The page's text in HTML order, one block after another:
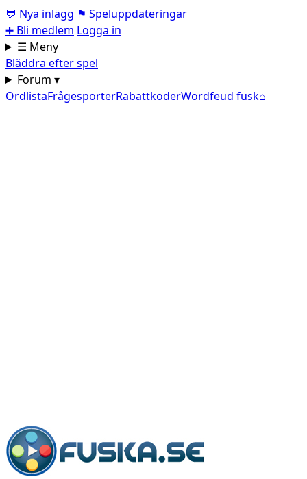
💬 Nya inlägg ⚑ Speluppdateringar
➕ Bli medlem Logga in
☰ Meny
Bläddra efter spel
Forum ▾
OrdlistaFrågesporterRabattkoderWordfeud fusk⌂